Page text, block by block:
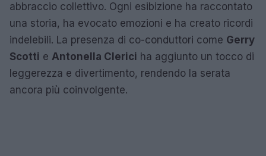
abbraccio collettivo. Ogni esibizione ha raccontato
una storia, ha evocato emozioni e ha creato ricordi
indelebili. La presenza di co-conduttori come Gerry
Scotti e Antonella Clerici ha aggiunto un tocco di
leggerezza e divertimento, rendendo la serata
ancora più coinvolgente.